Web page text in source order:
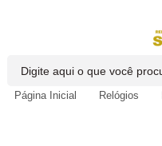
Página Inicial Relógios